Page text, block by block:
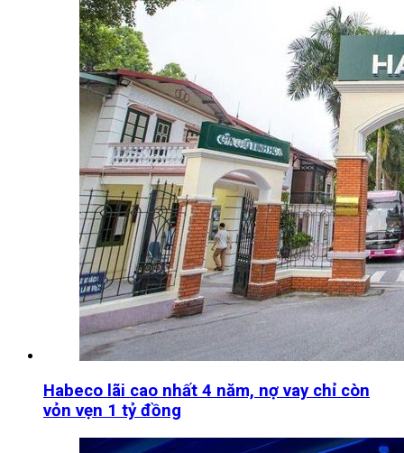
Habeco lãi cao nhất 4 năm, nợ vay chỉ còn
vỏn vẹn 1 tỷ đồng